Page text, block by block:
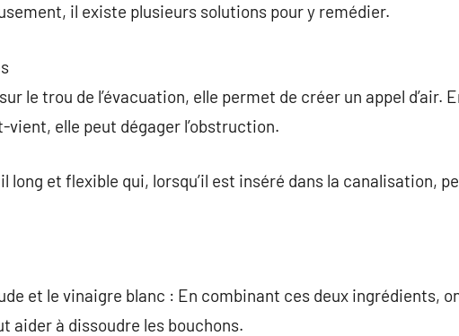
il existe plusieurs solutions pour y remédier.
le trou de l’évacuation, elle permet de créer un appel d’air.
elle peut dégager l’obstruction.
long et flexible qui, lorsqu’il est inséré dans la canalisation,
et le vinaigre blanc : En combinant ces deux ingrédients,
aider à dissoudre les bouchons.